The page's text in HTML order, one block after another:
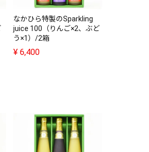
なかひら特製のSparkling
juice 100（りんご×2、ぶど
う×1）/2箱
¥ 6,400